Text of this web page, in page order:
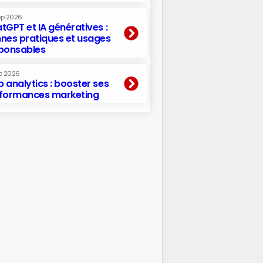
2026
et IA génératives :
pratiques et usages
2026
analytics : booster ses
marketing